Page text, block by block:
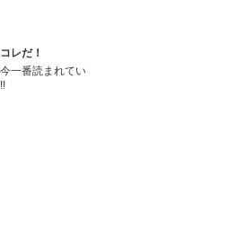
レだ！
一番読まれてい